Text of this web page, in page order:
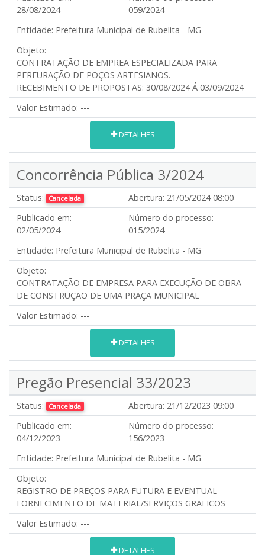
28/08/2024
059/2024
Entidade: Prefeitura Municipal de Rubelita - MG
Objeto:
CONTRATAÇÃO DE EMPREA ESPECIALIZADA PARA
PERFURAÇÃO DE POÇOS ARTESIANOS.
RECEBIMENTO DE PROPOSTAS: 30/08/2024 Á 03/09/2024
Valor Estimado: ---
DETALHES
Concorrência Pública 3/2024
Status: Cancelada Abertura: 21/05/2024 08:00
Publicado em:
02/05/2024
Número do processo:
015/2024
Entidade: Prefeitura Municipal de Rubelita - MG
Objeto:
CONTRATAÇÃO DE EMPRESA PARA EXECUÇÃO DE OBRA
DE CONSTRUÇÃO DE UMA PRAÇA MUNICIPAL
Valor Estimado: ---
DETALHES
Pregão Presencial 33/2023
Status: Cancelada Abertura: 21/12/2023 09:00
Publicado em:
04/12/2023
Número do processo:
156/2023
Entidade: Prefeitura Municipal de Rubelita - MG
Objeto:
REGISTRO DE PREÇOS PARA FUTURA E EVENTUAL
FORNECIMENTO DE MATERIAL/SERVIÇOS GRAFICOS
Valor Estimado: ---
DETALHES